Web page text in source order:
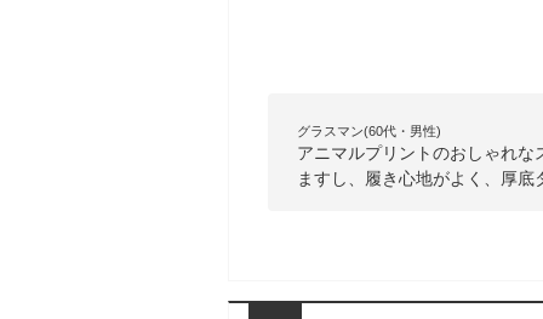
グラスマン(60代・男性)
アニマルプリントのおしゃれ
ますし、履き心地がよく、厚